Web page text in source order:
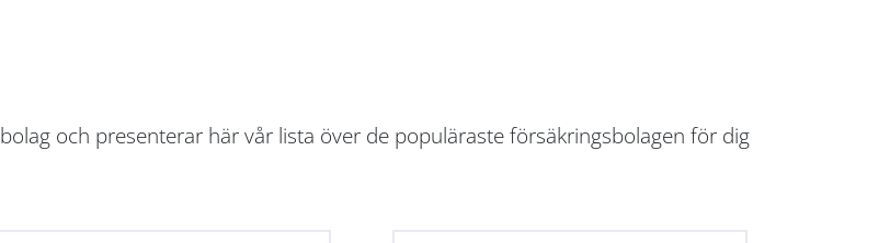
och presenterar här vår lista över de populäraste försäkringsbolagen för dig